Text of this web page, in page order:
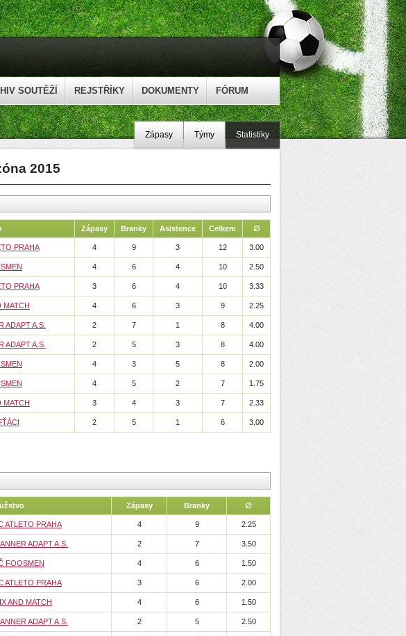
SOUTĚŽÍ REJSTŘÍKY DOKUMENTY FÓRUM
Zápasy Týmy Statistiky
2015
Zápasy Branky Asistence Celkem ∅
PRAHA 4 9 3 12 3.00
4 6 4 10 2.50
PRAHA 3 6 4 10 3.33
MATCH 4 6 3 9 2.25
ADAPT A.S. 2 7 1 8 4.00
ADAPT A.S. 2 5 3 8 4.00
4 3 5 8 2.00
4 5 2 7 1.75
MATCH 3 4 3 7 2.33
2 5 1 6 3.00
Zápasy Branky ∅
ATLETO PRAHA 4 9 2.25
ADAPT A.S. 2 7 3.50
FOOSMEN 4 6 1.50
ATLETO PRAHA 3 6 2.00
AND MATCH 4 6 1.50
ADAPT A.S. 2 5 2.50